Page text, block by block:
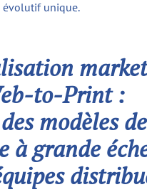
unique.
to-Print :
modèles de
à grande